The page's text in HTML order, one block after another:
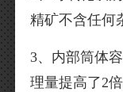
精矿不含任何
3、内部筒体
理量提高了2